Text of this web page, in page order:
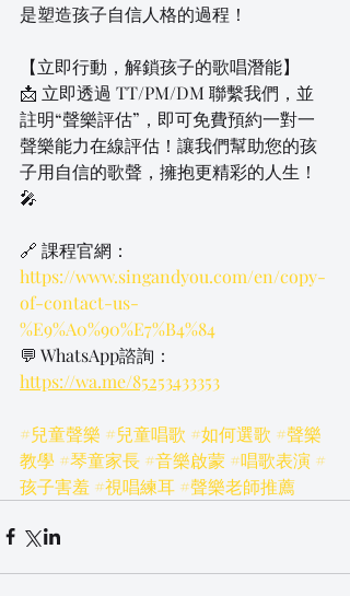
是塑造孩子自信人格的過程！
【立即行動，解鎖孩子的歌唱潛能】
📩 立即透過 TT/PM/DM 聯繫我們，並
註明“聲樂評估”，即可免費預約一對一
聲樂能力在線評估！讓我們幫助您的孩
子用自信的歌聲，擁抱更精彩的人生！
🎤
🔗 課程官網：
https://www.singandyou.com/en/copy-
of-contact-us-
%E9%A0%90%E7%B4%84
💬 WhatsApp諮詢：
https://wa.me/85253433353
#兒童聲樂 #兒童唱歌 #如何選歌 #聲樂
教學 #琴童家長 #音樂啟蒙 #唱歌表演 #
孩子害羞 #視唱練耳 #聲樂老師推薦